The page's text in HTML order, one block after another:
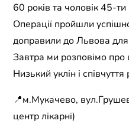
60 років та чоловік 45-
Операції пройшли
доправили до Львова для
Завтра ми розповімо
Низький уклін і
📍м.Мукачево,
центр лікарні)